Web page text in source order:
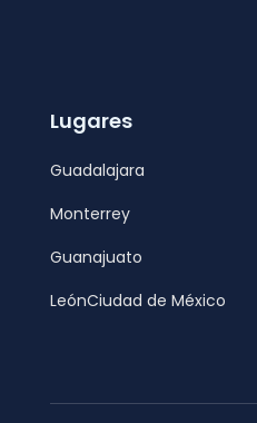
Lugares
Guadalajara
Monterrey
Guanajuato
LeónCiudad de México